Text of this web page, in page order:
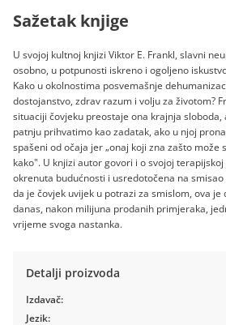
Sažetak knjige
U svojoj kultnoj knjizi Viktor E. Frankl, slavni
osobno, u potpunosti iskreno i ogoljeno
Kako u okolnostima posvemašnje
dostojanstvo, zdrav razum i volju za životom?
situaciji čovjeku preostaje ona krajnja
patnju prihvatimo kao zadatak, ako u njoj
spašeni od očaja jer „onaj koji zna zašto može
kako". U knjizi autor govori i o svojoj
okrenuta budućnosti i usredotočena na
da je čovjek uvijek u potrazi za smislom, ova
danas, nakon milijuna prodanih primjeraka,
vrijeme svoga nastanka.
Detalji proizvoda
Izdavač:
Jezik: